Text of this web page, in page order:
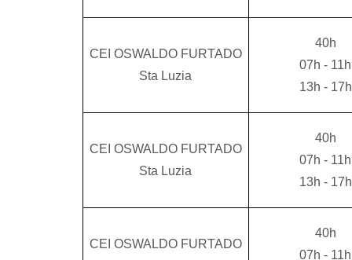
CEI OSWALDO FURTADO
Sta Luzia
40h
07h - 11h
13h - 17h
CEI OSWALDO FURTADO
Sta Luzia
40h
07h - 11h
13h - 17h
CEI OSWALDO FURTADO
40h
07h - 11h